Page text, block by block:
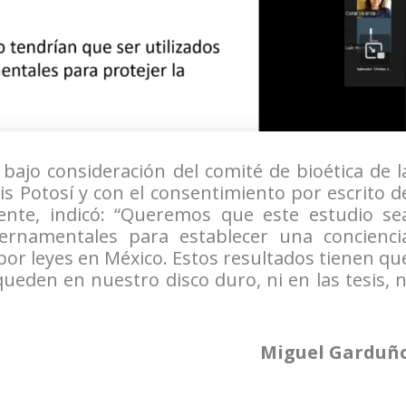
consideración del comité de bioética de
Potosí y con el consentimiento por escrito
indicó: “Queremos que este estudio
para establecer una
leyes en México. Estos resultados tienen
en nuestro disco duro, ni en las tesis,
Miguel